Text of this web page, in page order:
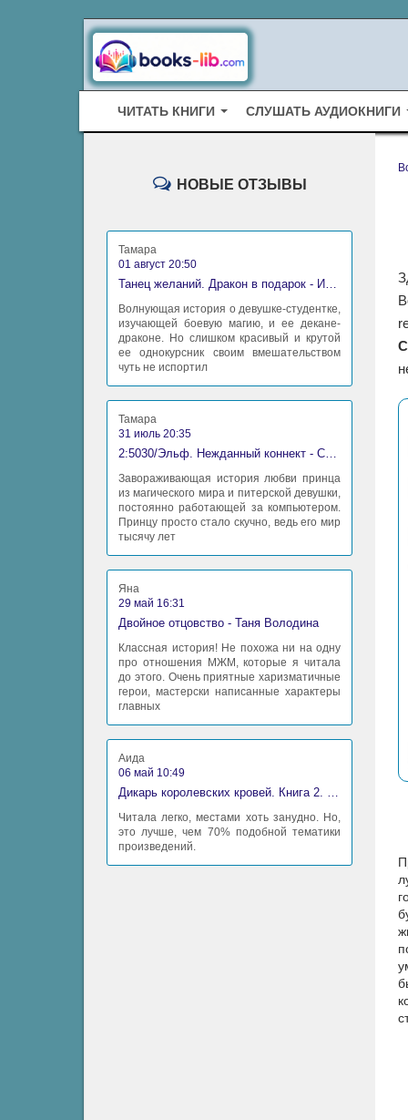
ЧИТАТЬ КНИГИ СЛУШАТЬ АУДИОКНИГИ
НОВЫЕ ОТЗЫВЫ
Тамара
01 август 20:50
Танец желаний. Дракон в подарок - Ирина Алексеева
Волнующая история о девушке-студентке,
изучающей боевую магию, и ее декане-
драконе. Но слишком красивый и крутой
ее однокурсник своим вмешательством
чуть не испортил
Тамара
31 июль 20:35
2:5030/Эльф. Нежданный коннект - Станислав Миков
Завораживающая история любви принца
из магического мира и питерской девушки,
постоянно работающей за компьютером.
Принцу просто стало скучно, ведь его мир
тысячу лет
Яна
29 май 16:31
Двойное отцовство - Таня Володина
Классная история! Не похожа ни на одну
про отношения МЖМ, которые я читала
до этого. Очень приятные харизматичные
герои, мастерски написанные характеры
главных
Аида
06 май 10:49
Дикарь королевских кровей. Книга 2. Леди-фаворитка - Анна Сергеевна Гаврилова
Читала легко, местами хоть занудно. Но,
это лучше, чем 70% подобной тематики
произведений.